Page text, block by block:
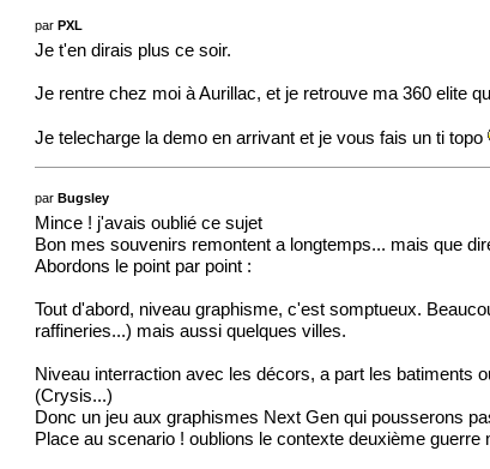
parPXL
Je t'en dirais plus ce soir.
Je rentre chez moi à Aurillac, et je retrouve ma 360 elite
Je telecharge la demo en arrivant et je vous fais un ti topo
parBugsley
Mince ! j'avais oublié ce sujet
Bon mes souvenirs remontent a longtemps... mais que
Abordons le point par point :
Tout d'abord, niveau graphisme, c'est somptueux.
raffineries...) mais aussi quelques villes.
Niveau interraction avec les décors, a part les batiments
(Crysis...)
Donc un jeu aux graphismes Next Gen qui pousserons
Place au scenario ! oublions le contexte deuxième